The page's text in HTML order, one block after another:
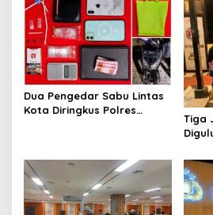
v
i
g
a
t
i
n
Dua Pengedar Sabu Lintas
Kota Diringkus Polres
Tiga